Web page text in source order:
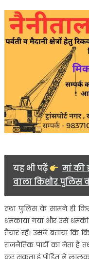
यह भी पढ़ें
मां की
वाला किशोर पुलिस
तथा पुलिस के सामने ही
धमकाया गया और उसे धमकी
तैयार रहें। उसने बताया कि
राजनैतिक पार्टी का नेता है